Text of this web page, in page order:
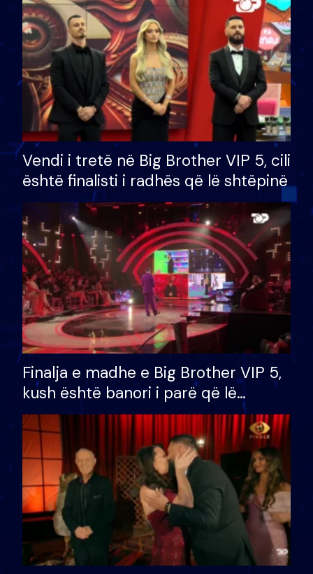
Vendi i tretë në Big Brother VIP 5, cili
është finalisti i radhës që lë shtëpinë
Finalja e madhe e Big Brother VIP 5,
kush është banori i parë që lë
shtëpinë dhe humb mundësinë për
të fituar çmimin e madh